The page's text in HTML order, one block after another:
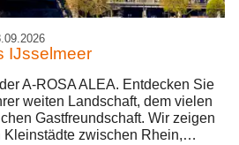
IJsselmeer
A-ROSA ALEA. Entdecken Sie
weiten Landschaft, dem vielen
Gastfreundschaft. Wir zeigen
Kleinstädte zwischen Rhein,